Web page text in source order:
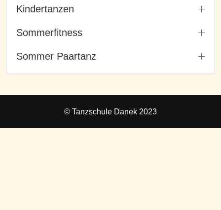
Kindertanzen
Sommerfitness
Sommer Paartanz
© Tanzschule Danek 2023